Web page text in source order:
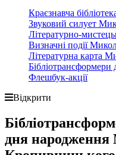
Краєзнавча
Звуковий силует
Літературно-
Визначні події
Літературна карта
Бібліотрансформери
Флешбук-акції
Відкрити
дня